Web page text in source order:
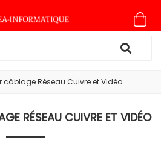
câblage Réseau Cuivre et Vidéo
RÉSEAU CUIVRE ET VIDÉO